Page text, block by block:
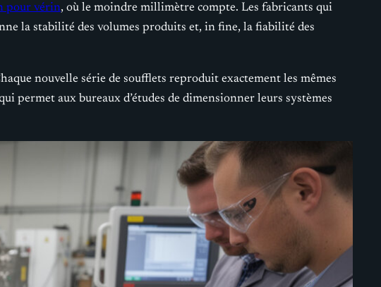
pour vérin, où le moindre millimètre compte. Les fabricants qui
la stabilité des volumes produits et, in fine, la fiabilité des
nouvelle série de soufflets reproduit exactement les mêmes
permet aux bureaux d’études de dimensionner leurs systèmes